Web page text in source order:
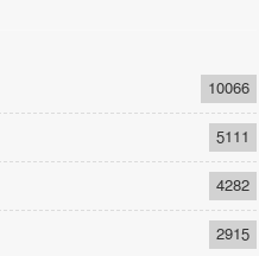
10066
5111
4282
2915